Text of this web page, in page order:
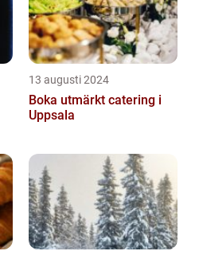
13 augusti 2024
Boka utmärkt catering i
Uppsala